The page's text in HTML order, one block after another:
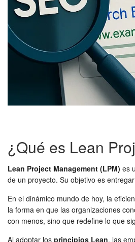
¿Qué es Lean
Lean Project Management (LPM) es
de un proyecto. Su objetivo es
En el dinámico mundo de hoy, la
la forma en que las organizaciones
con menos, sino que redefine lo que
Al adoptar los principios Lean, las